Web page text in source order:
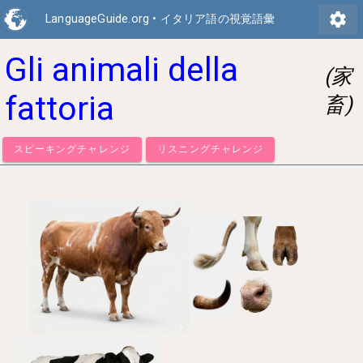
LanguageGuide.org • イタリア語の視覚語彙 settings
Gli animali della
fattoria
(家
畜)
スピーキングチャレンジ リスニングチャレンジ